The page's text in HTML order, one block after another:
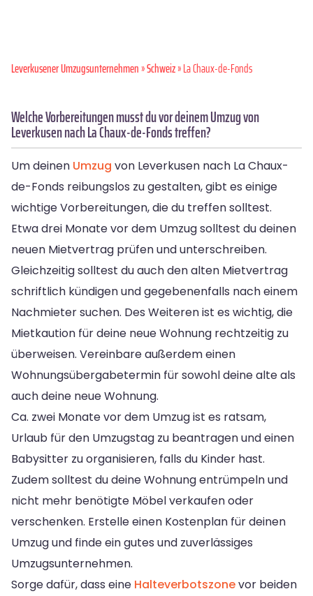
Leverkusener Umzugsunternehmen»Schweiz» La Chaux-de-Fonds
Welche Vorbereitungen musst du vor deinem Umzug von
Leverkusen nach La Chaux-de-Fonds treffen?
Um deinen Umzug von Leverkusen nach La Chaux-
de-Fonds reibungslos zu gestalten, gibt es einige
wichtige Vorbereitungen, die du treffen solltest.
Etwa drei Monate vor dem Umzug solltest du deinen
neuen Mietvertrag prüfen und unterschreiben.
Gleichzeitig solltest du auch den alten Mietvertrag
schriftlich kündigen und gegebenenfalls nach einem
Nachmieter suchen. Des Weiteren ist es wichtig, die
Mietkaution für deine neue Wohnung rechtzeitig zu
überweisen. Vereinbare außerdem einen
Wohnungsübergabetermin für sowohl deine alte als
auch deine neue Wohnung.
Ca. zwei Monate vor dem Umzug ist es ratsam,
Urlaub für den Umzugstag zu beantragen und einen
Babysitter zu organisieren, falls du Kinder hast.
Zudem solltest du deine Wohnung entrümpeln und
nicht mehr benötigte Möbel verkaufen oder
verschenken. Erstelle einen Kostenplan für deinen
Umzug und finde ein gutes und zuverlässiges
Umzugsunternehmen.
Sorge dafür, dass eine Halteverbotszonevor beiden